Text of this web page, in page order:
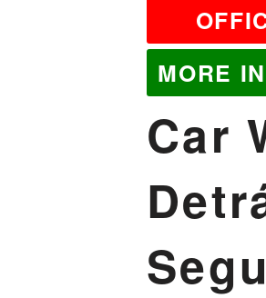
MORE
Car